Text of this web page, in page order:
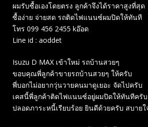
ผมรับซื้อเองโดยตรง ลูกค้าจึงได้ราคาสูงที่สุด
ซื้อง่าย จ่ายสด รถติดไฟแนนซ์ผมปิดให้ทันที
โทร 099 456 2455 kอ๊อด
Line id : aoddet
Isuzu D MAX เข้าใหม่ รถบ้านสวยๆ
ขอบคุณพี่ลูกค้าขายรถบ้านสวยๆ ให้ครับ
พี่บอกไม่อยากวุ่นวายคนมาดูเยอะ จัดไปครับ
เคสนี้พี่ลูกค้าติดไฟแนนซ์อยู่ผมปิดให้ทันทีครับ
ปลอดภาระหนี้เรียบร้อย ยินดีด้วยครับ สบายใ